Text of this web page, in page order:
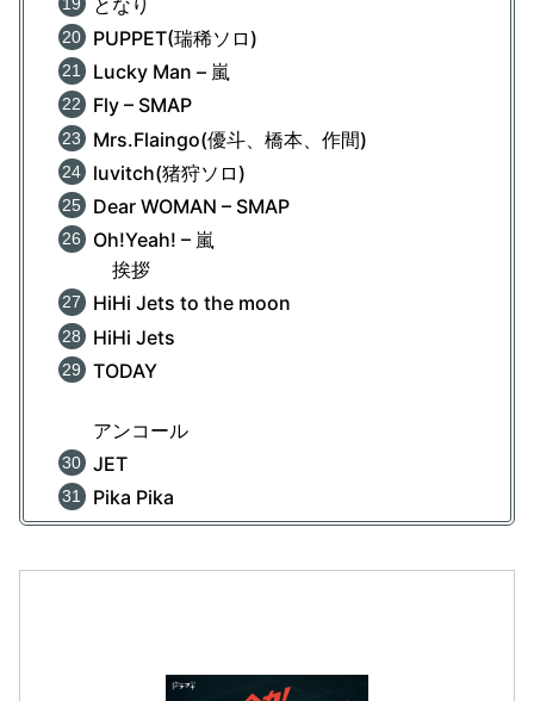
PUPPET(瑞稀ソロ)
Lucky Man – 嵐
Fly – SMAP
Mrs.Flaingo(優斗、橋本、作間)
luvitch(猪狩ソロ)
Dear WOMAN – SMAP
Oh!Yeah! – 嵐
挨拶
HiHi Jets to the moon
HiHi Jets
TODAY
アンコール
JET
Pika Pika